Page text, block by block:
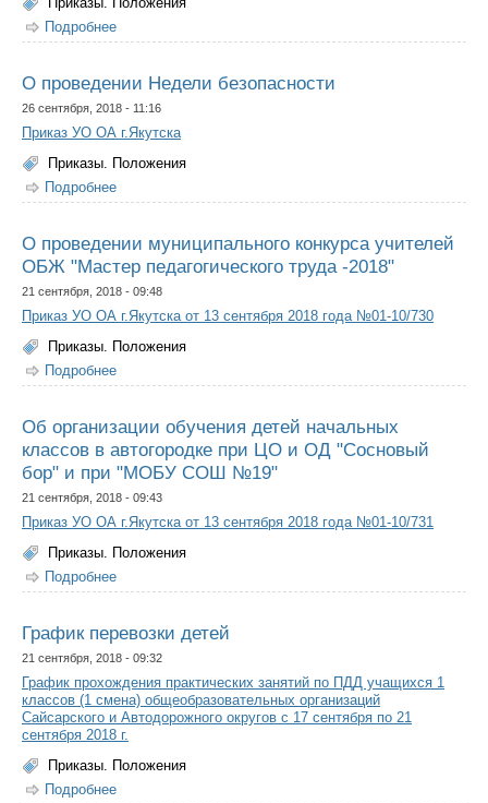
Подробнее
посвященных празднованию Дня Государственности
О проведении Недели безопасности
26 сентября, 2018 - 11:16
Приказ УО ОА г.Якутска
Приказы. Положения
Подробнее
О проведении муниципального конкурса учителей
ОБЖ "Мастер педагогического труда -2018"
21 сентября, 2018 - 09:48
Приказ УО ОА г.Якутска от 13 сентября 2018 года №01-10/730
Приказы. Положения
Подробнее
ОБЖ "Мастер педагогического труда -2018"
Об организации обучения детей начальных
классов в автогородке при ЦО и ОД "Сосновый
бор" и при "МОБУ СОШ №19"
21 сентября, 2018 - 09:43
Приказ УО ОА г.Якутска от 13 сентября 2018 года №01-10/731
Приказы. Положения
Подробнее
автогородке при ЦО и ОД "Сосновый бор" и при "МОБУ
График перевозки детей
21 сентября, 2018 - 09:32
График прохождения практических занятий по ПДД учащихся 1
классов (1 смена) общеобразовательных организаций
Сайсарского и Автодорожного округов с 17 сентября по 21
сентября 2018 г.
Приказы. Положения
Подробнее